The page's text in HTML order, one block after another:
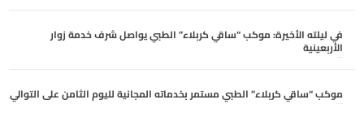
في ليلته الأخيرة: موكب “ساقي كربلاء” الطبي يواصل شرف خدمة زوار
الأربعينية
أغسطس 5, 2026
موكب “ساقي كربلاء” الطبي مستمر بخدماته المجانية لليوم الثامن على التوالي
أغسطس 5, 2026